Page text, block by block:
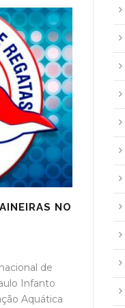
NO
de
Infanto
Aquática